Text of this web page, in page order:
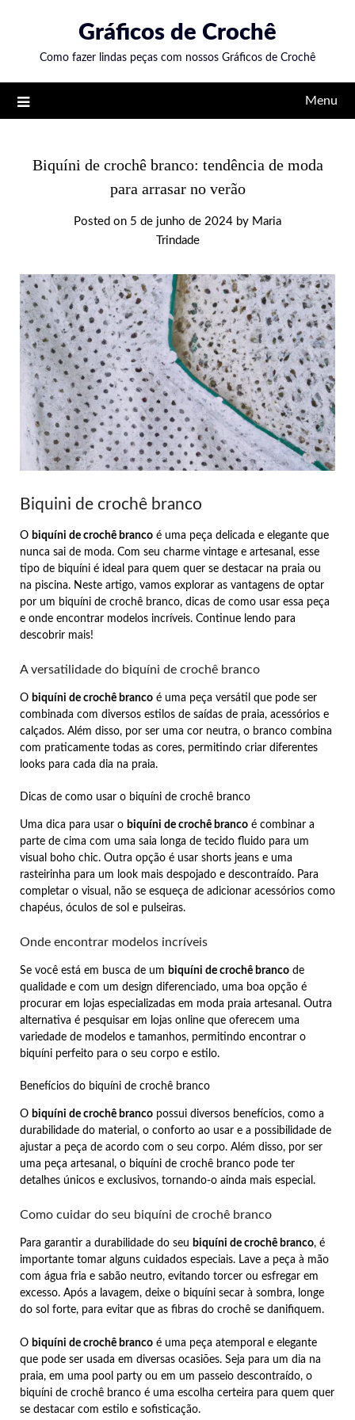
content
Gráficos de Crochê
Como fazer lindas peças com nossos Gráficos de Crochê
Menu
Biquíni de crochê branco: tendência de moda
para arrasar no verão
Posted on 5 de junho de 2024 by Maria
Trindade
Biquini de crochê branco
O biquíni de crochê branco é uma peça delicada e elegante que
nunca sai de moda. Com seu charme vintage e artesanal, esse
tipo de biquíni é ideal para quem quer se destacar na praia ou
na piscina. Neste artigo, vamos explorar as vantagens de optar
por um biquíni de crochê branco, dicas de como usar essa peça
e onde encontrar modelos incríveis. Continue lendo para
descobrir mais!
A versatilidade do biquíni de crochê branco
O biquíni de crochê branco é uma peça versátil que pode ser
combinada com diversos estilos de saídas de praia, acessórios e
calçados. Além disso, por ser uma cor neutra, o branco combina
com praticamente todas as cores, permitindo criar diferentes
looks para cada dia na praia.
Dicas de como usar o biquíni de crochê branco
Uma dica para usar o biquíni de crochê branco é combinar a
parte de cima com uma saia longa de tecido fluido para um
visual boho chic. Outra opção é usar shorts jeans e uma
rasteirinha para um look mais despojado e descontraído. Para
completar o visual, não se esqueça de adicionar acessórios como
chapéus, óculos de sol e pulseiras.
Onde encontrar modelos incríveis
Se você está em busca de um biquíni de crochê branco de
qualidade e com um design diferenciado, uma boa opção é
procurar em lojas especializadas em moda praia artesanal. Outra
alternativa é pesquisar em lojas online que oferecem uma
variedade de modelos e tamanhos, permitindo encontrar o
biquíni perfeito para o seu corpo e estilo.
Benefícios do biquíni de crochê branco
O biquíni de crochê branco possui diversos benefícios, como a
durabilidade do material, o conforto ao usar e a possibilidade de
ajustar a peça de acordo com o seu corpo. Além disso, por ser
uma peça artesanal, o biquíni de crochê branco pode ter
detalhes únicos e exclusivos, tornando-o ainda mais especial.
Como cuidar do seu biquíni de crochê branco
Para garantir a durabilidade do seu biquíni de crochê branco, é
importante tomar alguns cuidados especiais. Lave a peça à mão
com água fria e sabão neutro, evitando torcer ou esfregar em
excesso. Após a lavagem, deixe o biquíni secar à sombra, longe
do sol forte, para evitar que as fibras do crochê se danifiquem.
O biquíni de crochê branco é uma peça atemporal e elegante
que pode ser usada em diversas ocasiões. Seja para um dia na
praia, em uma pool party ou em um passeio descontraído, o
biquíni de crochê branco é uma escolha certeira para quem quer
se destacar com estilo e sofisticação.